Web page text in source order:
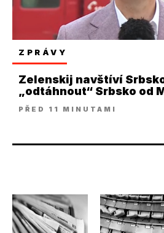
ZPRÁVY
Zelenskij navštíví
„odtáhnout“ Srbsko od
PŘED 11 MINUTAMI